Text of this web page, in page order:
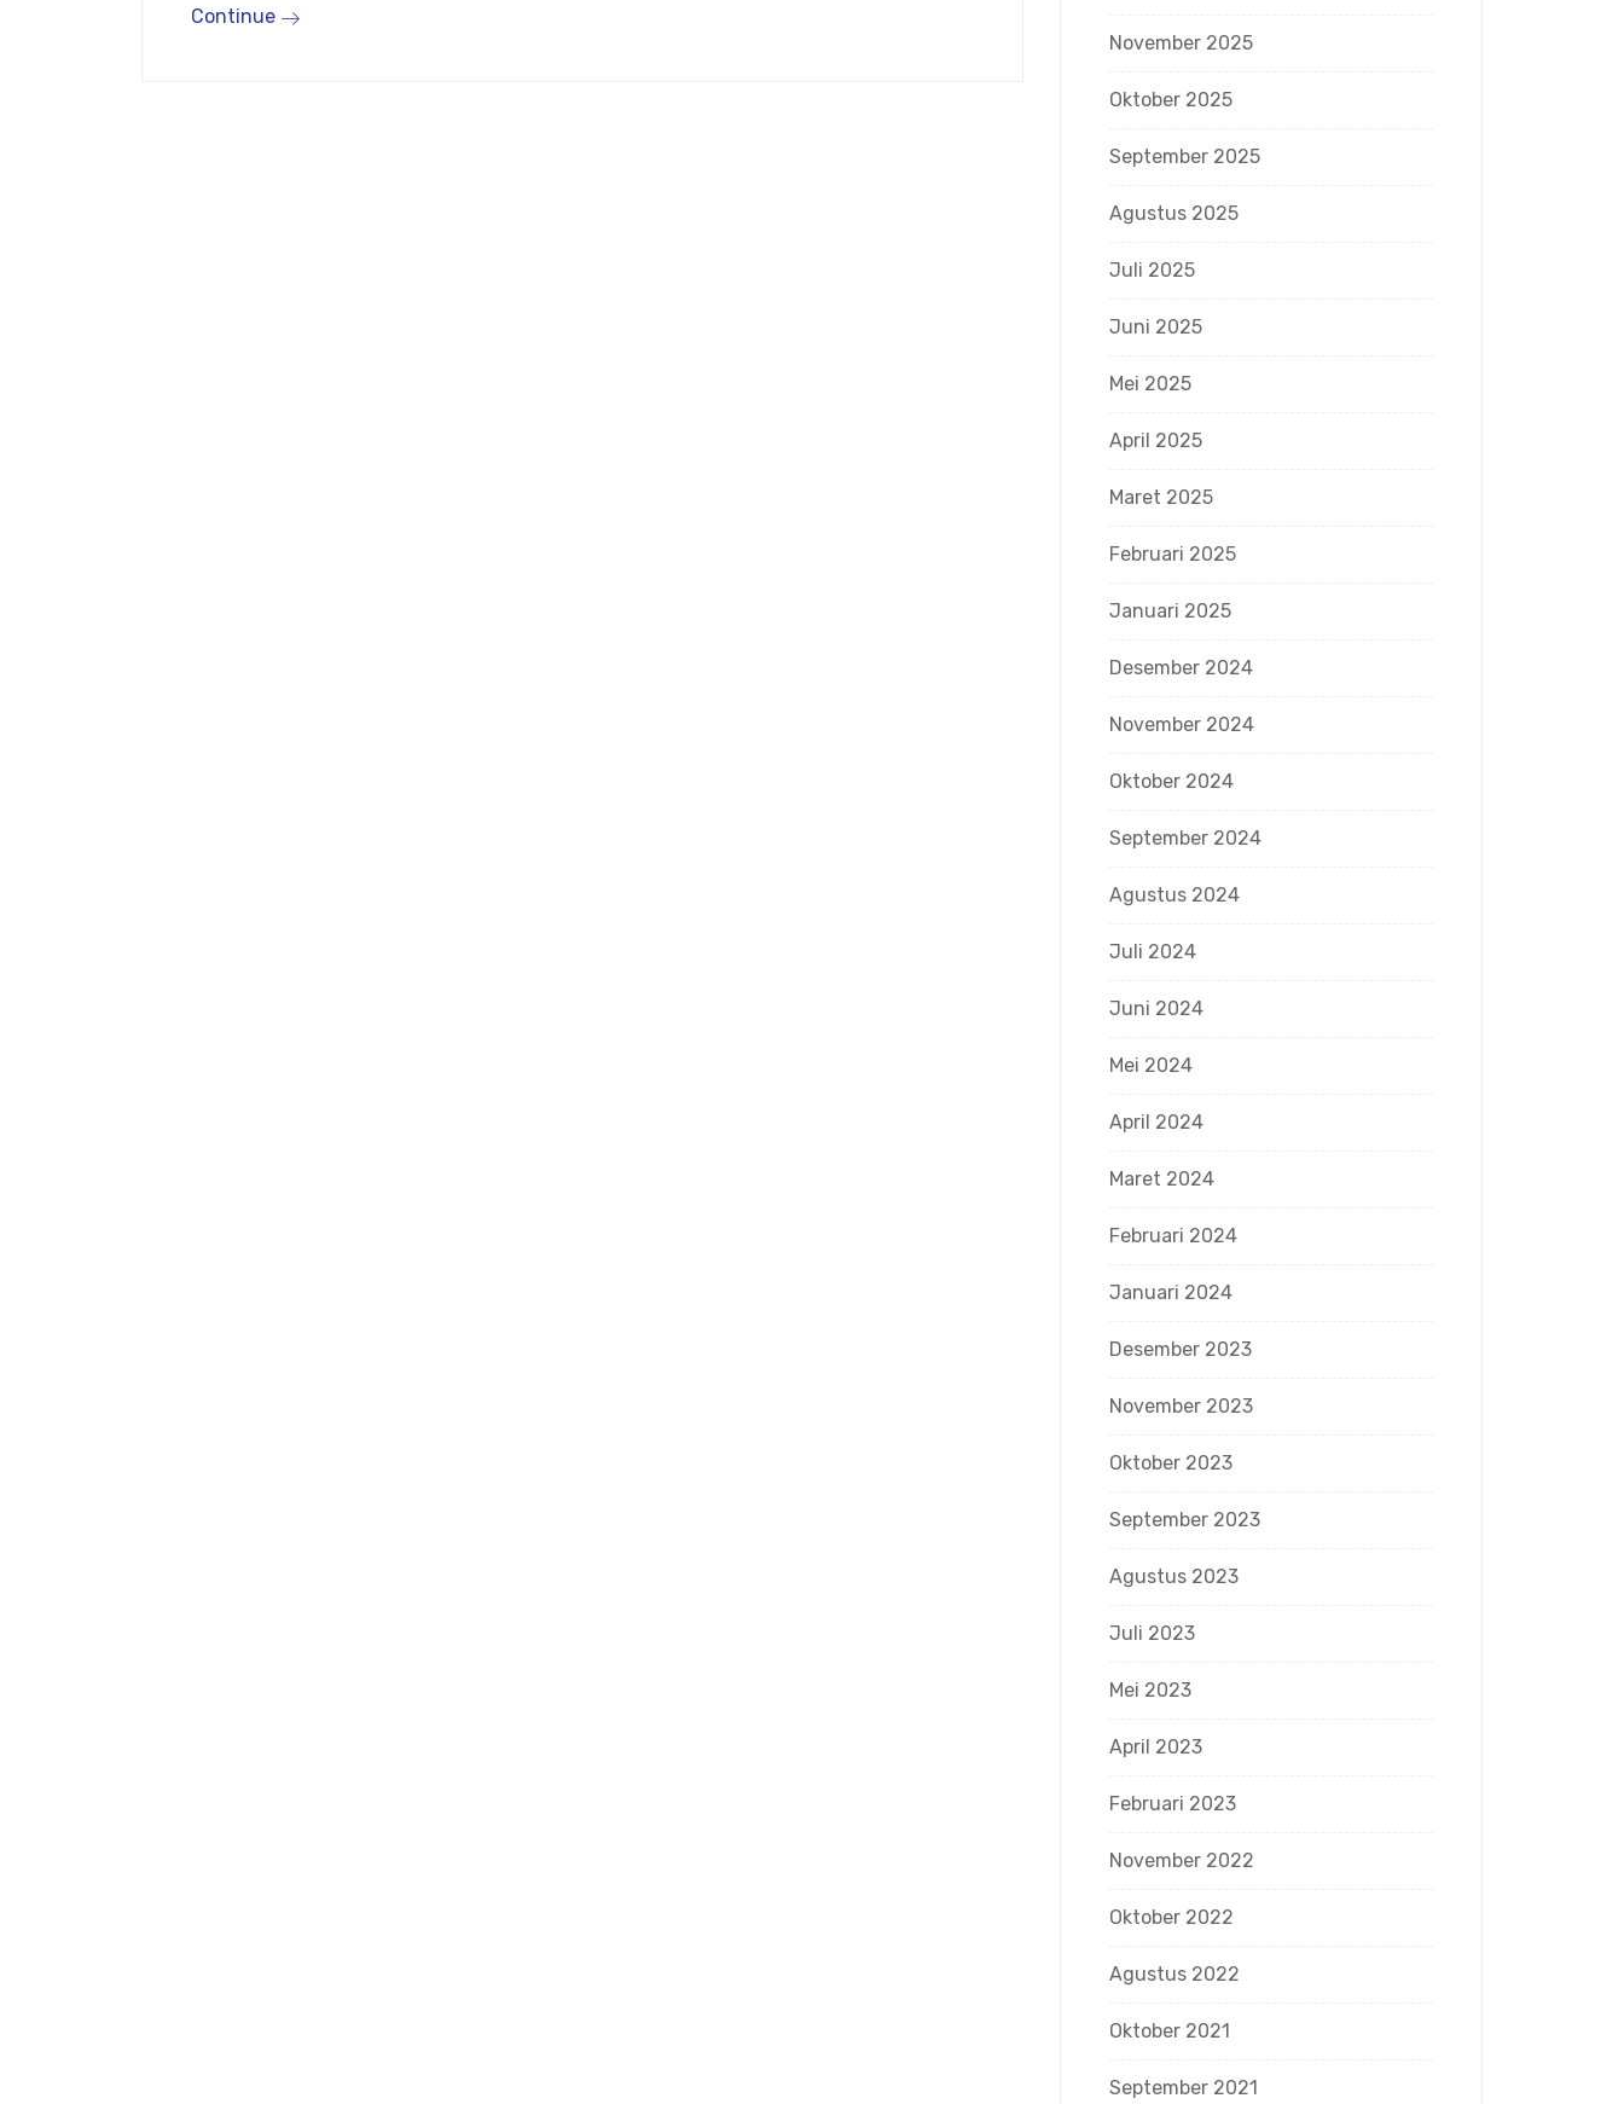
Continue
November 2025
Oktober 2025
September 2025
Agustus 2025
Juli 2025
Juni 2025
Mei 2025
April 2025
Maret 2025
Februari 2025
Januari 2025
Desember 2024
November 2024
Oktober 2024
September 2024
Agustus 2024
Juli 2024
Juni 2024
Mei 2024
April 2024
Maret 2024
Februari 2024
Januari 2024
Desember 2023
November 2023
Oktober 2023
September 2023
Agustus 2023
Juli 2023
Mei 2023
April 2023
Februari 2023
November 2022
Oktober 2022
Agustus 2022
Oktober 2021
September 2021